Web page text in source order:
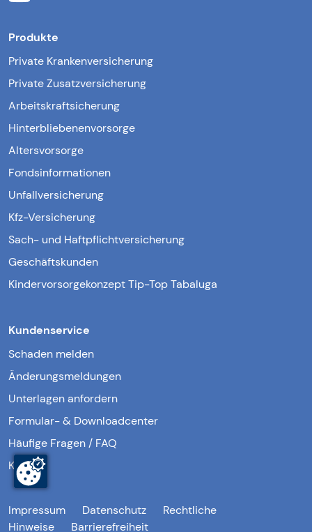
Produkte
Private Krankenversicherung
Private Zusatzversicherung
Arbeitskraftsicherung
Hinterbliebenenvorsorge
Altersvorsorge
Fondsinformationen
Unfallversicherung
Kfz-Versicherung
Sach- und Haftpflichtversicherung
Geschäftskunden
Kindervorsorgekonzept Tip-Top Tabaluga
Kundenservice
Schaden melden
Änderungsmeldungen
Unterlagen anfordern
Formular- & Downloadcenter
Häufige Fragen / FAQ
Kontakt
Impressum Datenschutz
Rechtliche
Hinweise
Barrierefreiheit